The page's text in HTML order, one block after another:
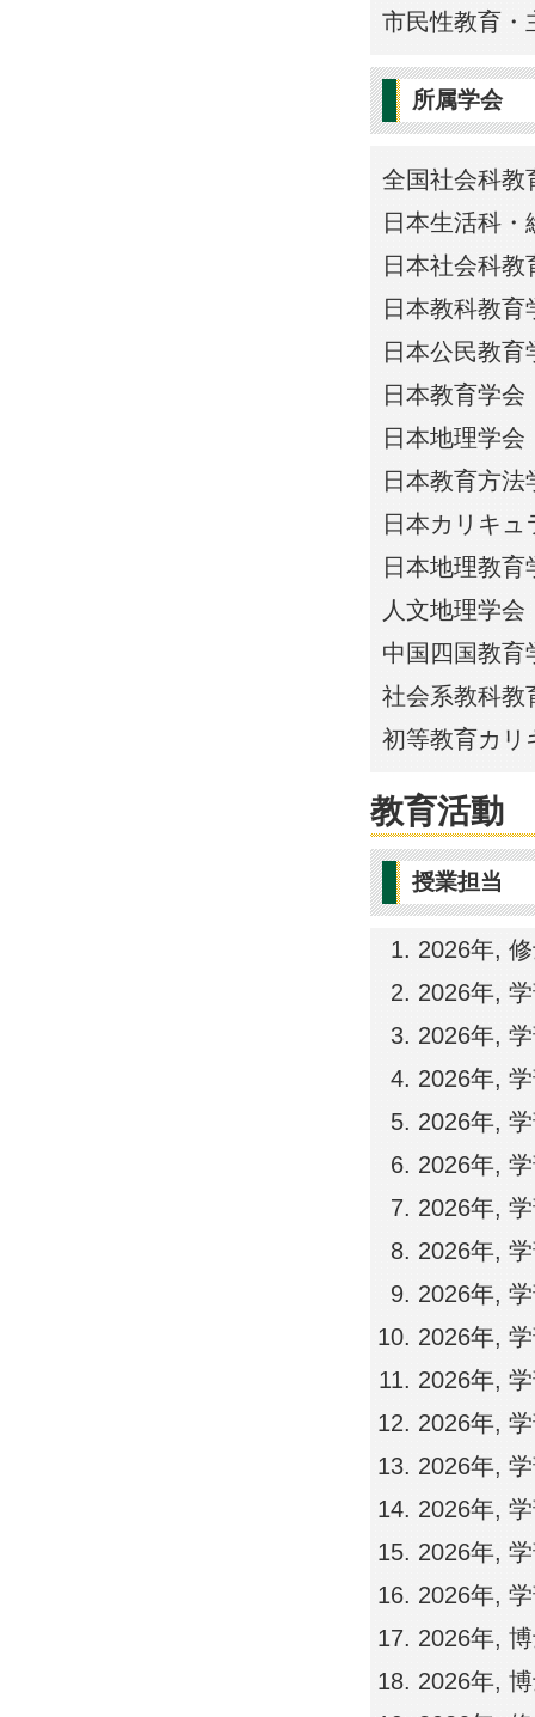
市民性教育・
所属学会
全国社会科教
日本生活科
日本社会科教
日本教科教育
日本公民教育
日本教育学会
日本地理学会
日本教育方法
日本カリキュ
日本地理教育
人文地理学会
中国四国教育
社会系教科教
初等教育カリ
教育活動
授業担当
2026年,
2026年,
2026年,
2026年,
2026年,
2026年,
2026年,
2026年,
2026年,
2026年,
2026年,
2026年,
2026年,
2026年,
2026年,
2026年,
2026年,
2026年,